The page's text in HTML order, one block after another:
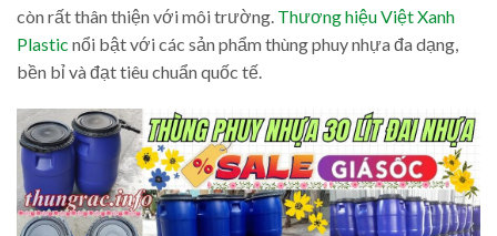
còn rất thân thiện với môi trường. Thương hiệu Việt Xanh
Plastic nổi bật với các sản phẩm thùng phuy nhựa đa dạng,
bền bỉ và đạt tiêu chuẩn quốc tế.